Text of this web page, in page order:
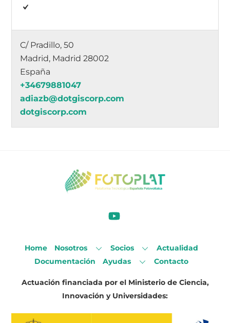
C/ Pradillo, 50
Madrid, Madrid 28002
España
+34679881047
adiazb@dotgiscorp.com
dotgiscorp.com
Home Nosotros Socios
Actualidad
Documentación
Ayudas Contacto
Actuación financiada por el Ministerio de Ciencia,
Innovación y Universidades: